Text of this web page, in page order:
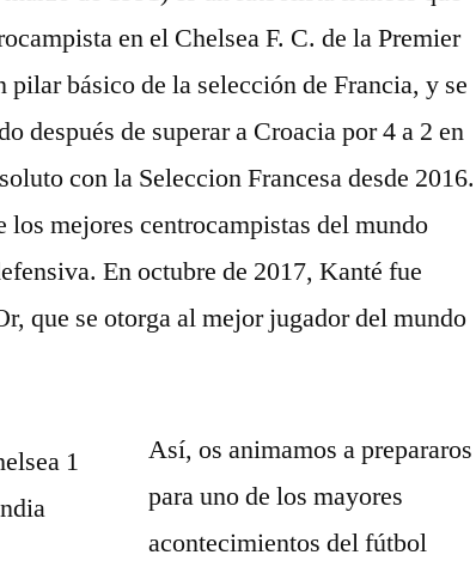
en el Chelsea F. C. de la Premier
pilar básico de la selección de Francia, y se
después de superar a Croacia por 4 a 2 en
con la Seleccion Francesa desde 2016.
los mejores centrocampistas del mundo
En octubre de 2017, Kanté fue
que se otorga al mejor jugador del mundo
Así, os animamos a prepararos
para uno de los mayores
acontecimientos del fútbol